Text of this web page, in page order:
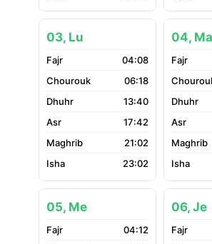
03, Lu
04:08
06:18
13:40
17:42
21:02
23:02
04, Ma
05, Me
04:12
06, Je